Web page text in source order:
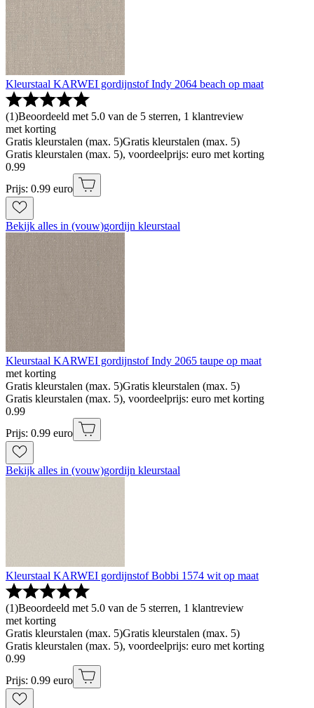
Kleurstaal KARWEI gordijnstof Indy 2064 beach op maat
(1)Beoordeeld met 5.0 van de 5 sterren, 1 klantreview
met korting
Gratis kleurstalen (max. 5)Gratis kleurstalen (max. 5)
Gratis kleurstalen (max. 5), voordeelprijs: euro met korting
0.99
Prijs: 0.99 euro
Bekijk alles in (vouw)gordijn kleurstaal
Kleurstaal KARWEI gordijnstof Indy 2065 taupe op maat
met korting
Gratis kleurstalen (max. 5)Gratis kleurstalen (max. 5)
Gratis kleurstalen (max. 5), voordeelprijs: euro met korting
0.99
Prijs: 0.99 euro
Bekijk alles in (vouw)gordijn kleurstaal
Kleurstaal KARWEI gordijnstof Bobbi 1574 wit op maat
(1)Beoordeeld met 5.0 van de 5 sterren, 1 klantreview
met korting
Gratis kleurstalen (max. 5)Gratis kleurstalen (max. 5)
Gratis kleurstalen (max. 5), voordeelprijs: euro met korting
0.99
Prijs: 0.99 euro